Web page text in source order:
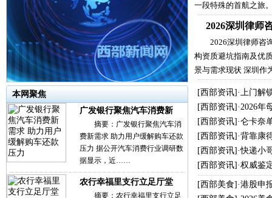
一段特殊的首航之旅
2026深圳律师
2026深圳律师咨
构资质避坑指南及优
景与需求现状 深圳
本网聚焦
广发银行聚焦汽车消费新
摘要：广发银行聚焦汽车消
费新需求 助力用户缓解购车还款
压力 据公开汽车消费行业调研数
据显示，近……
农行幸福里支行立足厅堂
摘要：农行幸福里支行立足
[西部资讯]·上门解
[西部资讯]·2026年
[西部资讯]·仑卡奈
[西部资讯]·背靠康
[西部资讯]·快递小
[西部资讯]·权威鉴
[西部美食]·港股申